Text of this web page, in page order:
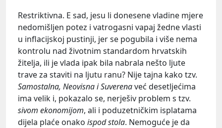
Restriktivna. E sad, jesu li donesene vladine mjere
nedomišljen potez i vatrogasni vapaj žedne vlasti
u inflacijskoj pustinji, jer se pogubila i više nema
kontrolu nad životnim standardom hrvatskih
žitelja, ili je vlada ipak bila nabrala nešto ljute
trave za staviti na ljutu ranu? Nije tajna kako tzv.
Samostalna, Neovisna i Suverenaveć desetljećima
ima velik i, pokazalo se, nerješiv problem s tzv.
sivom ekonomijom, ali i poduzetničkim isplatama
dijela plaće onako ispod stola. Nemoguće je da